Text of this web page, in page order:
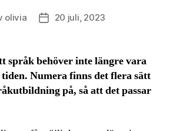
olivia Inläggsdatum
20 juli, 2023
språk behöver inte längre vara
Numera finns det flera sätt
på, så att det passar